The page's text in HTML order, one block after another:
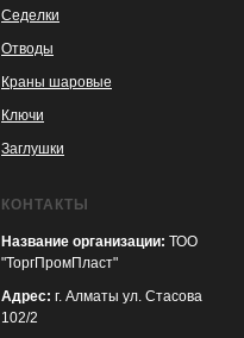
Седелки
Отводы
Краны шаровые
Ключи
Заглушки
КОНТАКТЫ
Название организации: ТОО
"ТоргПромПласт"
Адрес: г. Алматы ул. Стасова
102/2